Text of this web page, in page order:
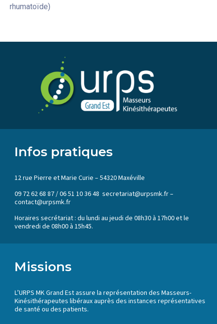
rhumatoïde)
Infos pratiques
12 rue Pierre et Marie Curie – 54320 Maxéville
09 72 62 68 87 / 06 51 10 36 48 secretariat@urpsmk.fr –
contact@urpsmk.fr
Horaires secrétariat : du lundi au jeudi de 08h30 à 17h00 et le
vendredi de 08h00 à 15h45.
Missions
L’URPS MK Grand Est assure la représentation des Masseurs-
Kinésithérapeutes libéraux auprès des instances représentatives
de santé ou des patients.